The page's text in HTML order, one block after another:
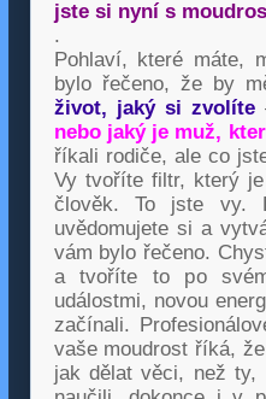
jste si nyní s
.
Pohlaví, které máte,
bylo řečeno, že by
život, jaký si zvolíte
nebo jaký je muž,
říkali rodiče, ale co
Vy tvoříte filtr, který
člověk. To jste vy.
uvědomujete si a
vám bylo řečeno.
a tvoříte to po
událostmi, novou
začínali.
vaše moudrost říká,
jak dělat věci, než ty,